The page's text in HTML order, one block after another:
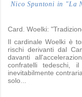
Nico Spuntoni in "La
Card. Woelki:
Il cardinale Woelki è
rischi derivanti dal
davanti
confratelli tedeschi,
inevitabilmente
solo...